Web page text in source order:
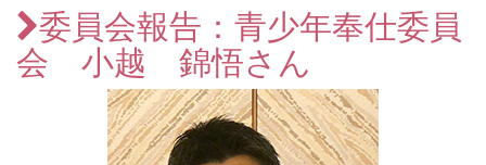
委員会報告：青少年奉仕委員
会 小越 錦悟さん